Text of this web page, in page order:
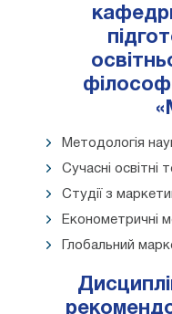
Методологія
Сучасні освітні
Студії з
Економетричні
Глобальний